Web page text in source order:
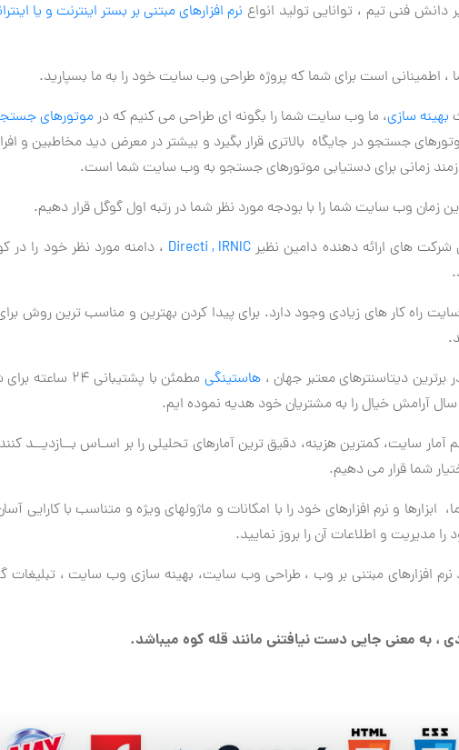
دانش فنی تیم ، توانایی تولید انواع نرم افزارهای مبتنی بر بستر اینترنت و یا
اطمینانی است برای شما که پروژه طراحی وب سایت خود را به ما بسپارید.
بهینه سازی، ما وب سایت شما را بگونه ای طراحی می کنیم که درموتورهای
جستجو در جایگاه بالاتری قرار بگیرد و بیشتر در معرض دید مخاطبین
زمانی برای دستیابی موتورهای جستجو به وب سایت شما است.
زمان وب سایت شما را با بودجه مورد نظر شما در رتبه اول گوگل قرار دهیم.
شرکت های ارائه دهنده دامین نظیر Directi , IRNIC ، دامنه مورد نظر خود را در
راه کار های زیادی وجود دارد. برای پیدا کردن بهترین و مناسب ترین روش
دیتاسنترهای معتبر جهان ، هاستینگی
مطمئن با
آرامش خیال را به مشتریان خود هدیه نموده ایم.
آمار سایت، کمترین هزینه، دقیق ترین آمارهای تحلیلی را بر اسـاس
شما قرار می دهیم.
و نرم افزارهای خود را با امکانات و ماژولهای ویژه و متناسب با کارایی
و اطلاعات آن را بروز نمایید.
نرم افزارهای مبتنی بر وب ، طراحی وب سایت، بهینه سازی وب سایت ،
، به معنی جایی دست نیافتنی مانند قله کوه میباشد.